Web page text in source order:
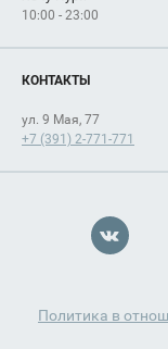
10:00 - 23:00
КОНТАКТЫ
ул. 9 Мая, 77
+7 (391) 2-771-771
Политика в